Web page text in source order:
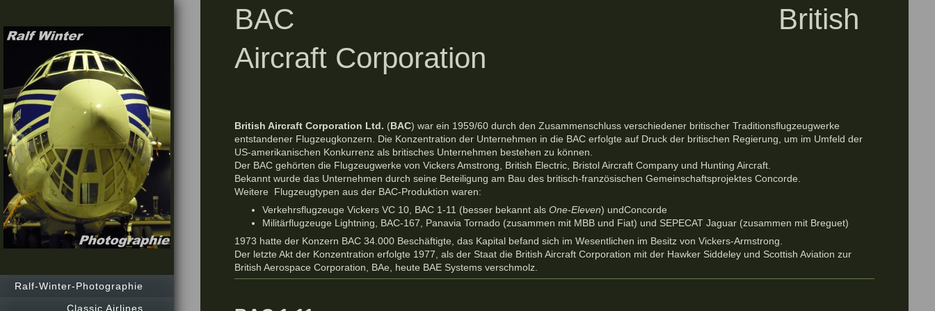
Ralf-Winter-Photographie
Classic Airlines
BAC British
Aircraft Corporation
British Aircraft Corporation Ltd. (BAC) war ein 1959/60 durch den Zusammenschluss verschiedener britischer Traditionsflugzeugwerke
entstandener Flugzeugkonzern. Die Konzentration der Unternehmen in die BAC erfolgte auf Druck der britischen Regierung, um im Umfeld der
US-amerikanischen Konkurrenz als britisches Unternehmen bestehen zu können.
Der BAC gehörten die Flugzeugwerke von Vickers Amstrong, British Electric, Bristol Aircraft Company und Hunting Aircraft.
Bekannt wurde das Unternehmen durch seine Beteiligung am Bau des britisch-französischen Gemeinschaftsprojektes Concorde.
Weitere Flugzeugtypen aus der BAC-Produktion waren:
Verkehrsflugzeuge Vickers VC 10, BAC 1-11 (besser bekannt als One-Eleven) undConcorde
Militärflugzeuge Lightning, BAC-167, Panavia Tornado (zusammen mit MBB und Fiat) und SEPECAT Jaguar (zusammen mit Breguet)
1973 hatte der Konzern BAC 34.000 Beschäftigte, das Kapital befand sich im Wesentlichen im Besitz von Vickers-Armstrong.
Der letzte Akt der Konzentration erfolgte 1977, als der Staat die British Aircraft Corporation mit der Hawker Siddeley und Scottish Aviation zur
British Aerospace Corporation, BAe, heute BAE Systems verschmolz.